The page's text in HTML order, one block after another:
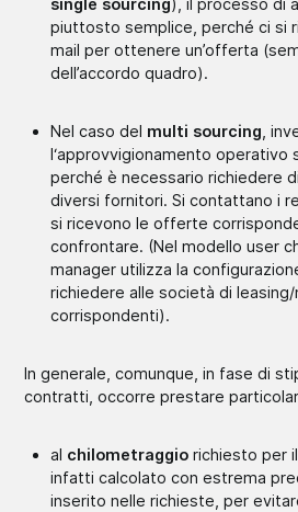
piuttosto semplice, perché ci si
mail per ottenere un’offerta
dell’accordo quadro).
Nel caso del multi sourcing ,
l‘approvvigionamento operativo
perché è necessario richiedere
diversi fornitori. Si contattano i
si ricevono le offerte
confrontare. (Nel modello user
manager utilizza la
richiedere alle società di
corrispondenti).
In generale, comunque, in fase di
contratti, occorre prestare
al chilometraggio richiesto per
infatti calcolato con estrema
inserito nelle richieste, per